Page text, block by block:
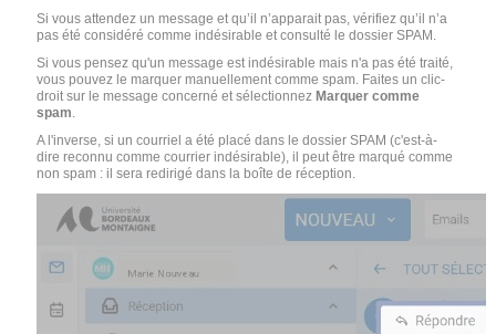
Si vous attendez un message et qu’il n’apparait pas, vérifiez qu’il n’a
pas été considéré comme indésirable et consulté le dossier SPAM.
Si vous pensez qu'un message est indésirable mais n'a pas été traité,
vous pouvez le marquer manuellement comme spam. Faites un clic-
droit sur le message concerné et sélectionnezMarquer comme
spam
A l'inverse, si un courriel a été placé dans le dossier SPAM (c'est-à-
dire reconnu comme courrier indésirable), il peut être marqué comme
non spam : il sera redirigé dans la boîte de réception.